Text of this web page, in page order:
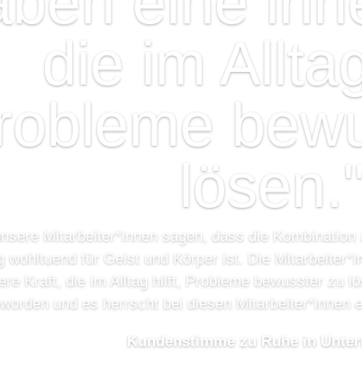
die im
lösen."
Mitarbeiter*innen sagen, dass die
wohltuend für Geist und Körper ist. Die
Kraft, die im Alltag hilft, Probleme bewusster zu
und es herrscht bei diesen Mitarbeiter*innen
Kundenstimme zu Ruhe in